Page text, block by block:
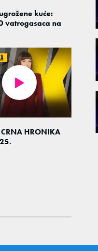
kuće:
vatrogasaca na
HRONIKA